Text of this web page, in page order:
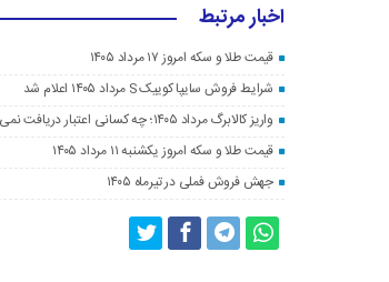
اخبار مرتبط
قیمت طلا و سکه امروز ۱۷ مرداد ۱۴۰۵
شرایط فروش سایپا کوییک S مرداد ۱۴۰۵ اعلام شد
واریز کالابرگ مرداد ۱۴۰۵؛ چه کسانی اعتبار دریافت نمی‌کنند؟
قیمت طلا و سکه امروز یکشنبه ۱۱ مرداد ۱۴۰۵
جهش فروش فملی در تیرماه ۱۴۰۵